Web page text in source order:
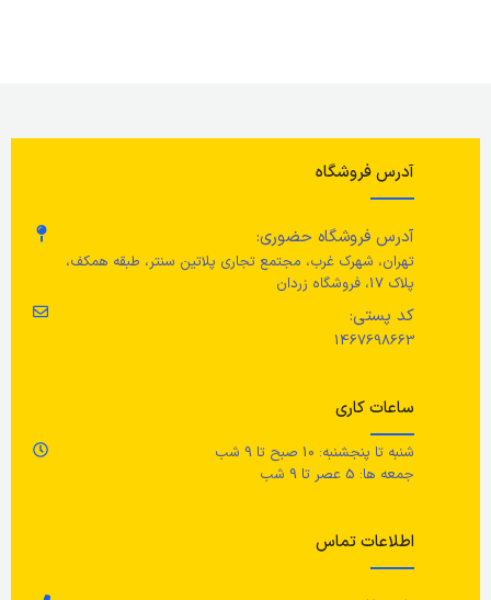
عرض
سانتی متر
ارتفاع
سانتی متر
ارتفاع فضای آزاد زیر تخت
آدرس فروشگاه
آدرس فروشگاه حضوری:
تهران، شهرک غرب، مجتمع تجاری پلاتین سنتر، طبقه همکف،
پلاک 17، فروشگاه زردان
کد پستی:
1467698663
ساعات کاری
شنبه تا پنجشنبه: 10 صبح تا 9 شب
جمعه ها: 5 عصر تا 9 شب
اطلاعات تماس